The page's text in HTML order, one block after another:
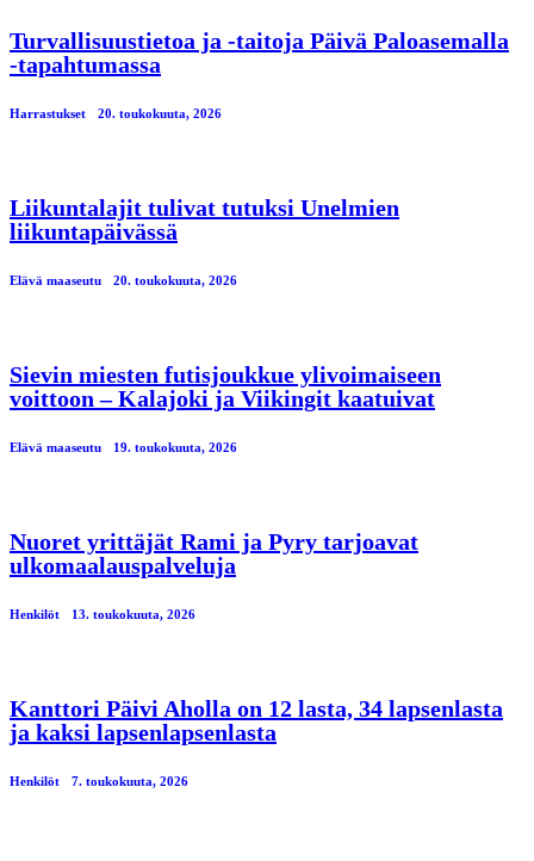
Turvallisuustietoa ja -taitoja Päivä Paloasemalla
-tapahtumassa
Harrastukset 20. toukokuuta, 2026
Liikuntalajit tulivat tutuksi Unelmien
liikuntapäivässä
Elävä maaseutu 20. toukokuuta, 2026
Sievin miesten futisjoukkue ylivoimaiseen
voittoon – Kalajoki ja Viikingit kaatuivat
Elävä maaseutu 19. toukokuuta, 2026
Nuoret yrittäjät Rami ja Pyry tarjoavat
ulkomaalauspalveluja
Henkilöt 13. toukokuuta, 2026
Kanttori Päivi Aholla on 12 lasta, 34 lapsenlasta
ja kaksi lapsenlapsenlasta
Henkilöt 7. toukokuuta, 2026